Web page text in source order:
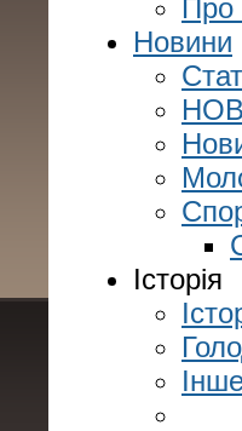
Про
Новини
Історія